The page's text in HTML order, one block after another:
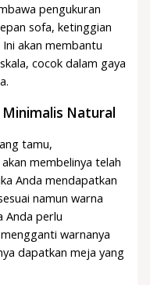
pengukuran
sofa, ketinggian
akan membantu
cocok dalam gaya
Minimalis Natural
tamu,
membelinya telah
Anda mendapatkan
namun warna
Anda perlu
warnanya
dapatkan meja yang